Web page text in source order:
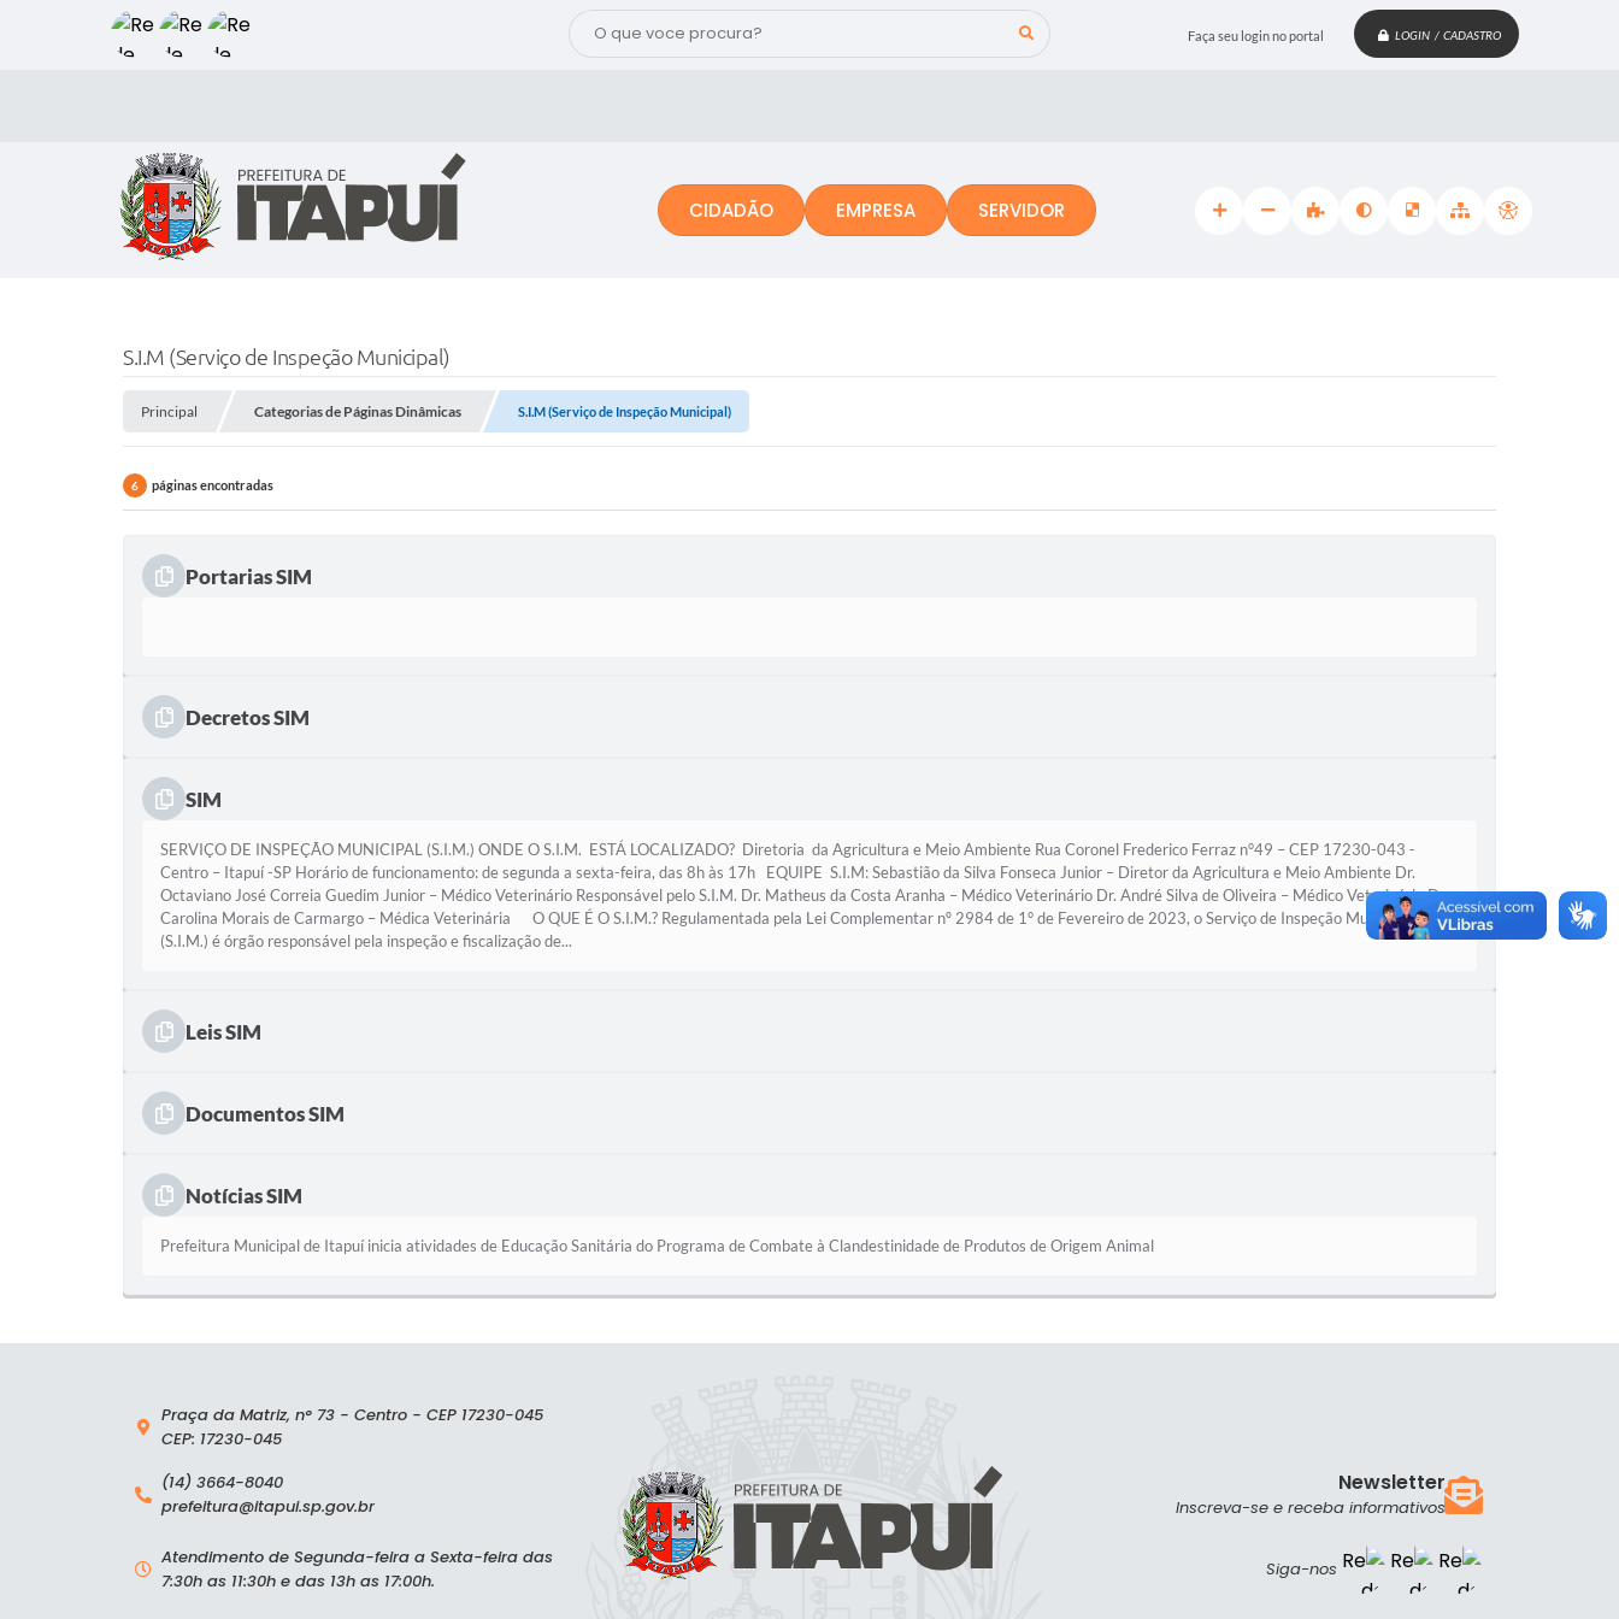
Faça seu login no portal LOGIN / CADASTRO
CIDADÃO EMPRESA SERVIDOR
S.I.M (Serviço de Inspeção Municipal)
Principal Categorias de Páginas Dinâmicas S.I.M (Serviço de Inspeção Municipal)
6 páginas encontradas
Portarias SIM
Decretos SIM
SIM
SERVIÇO DE INSPEÇÃO MUNICIPAL (S.I.M.) ONDE O S.I.M. ESTÁ LOCALIZADO? Diretoria da Agricultura e Meio Ambiente Rua Coronel Frederico Ferraz n°49 – CEP 17230-043 -
Centro – Itapuí -SP Horário de funcionamento: de segunda a sexta-feira, das 8h às 17h EQUIPE S.I.M: Sebastião da Silva Fonseca Junior – Diretor da Agricultura e Meio Ambiente Dr.
Octaviano José Correia Guedim Junior – Médico Veterinário Responsável pelo S.I.M. Dr. Matheus da Costa Aranha – Médico Veterinário Dr. André Silva de Oliveira – Médico Veterinário Dra.
Carolina Morais de Carmargo – Médica Veterinária O QUE É O S.I.M.? Regulamentada pela Lei Complementar nº 2984 de 1° de Fevereiro de 2023, o Serviço de Inspeção Municipal
(S.I.M.) é órgão responsável pela inspeção e fiscalização de...
Leis SIM
Documentos SIM
Notícias SIM
Prefeitura Municipal de Itapuí inicia atividades de Educação Sanitária do Programa de Combate à Clandestinidade de Produtos de Origem Animal
Siga-nos
Praça da Matriz, n° 73 - Centro - CEP 17230-045
CEP: 17230-045
(14) 3664-8040
prefeitura@itapui.sp.gov.br
Atendimento de Segunda-feira a Sexta-feira das
7:30h as 11:30h e das 13h as 17:00h.
Newsletter
Inscreva-se e receba informativos